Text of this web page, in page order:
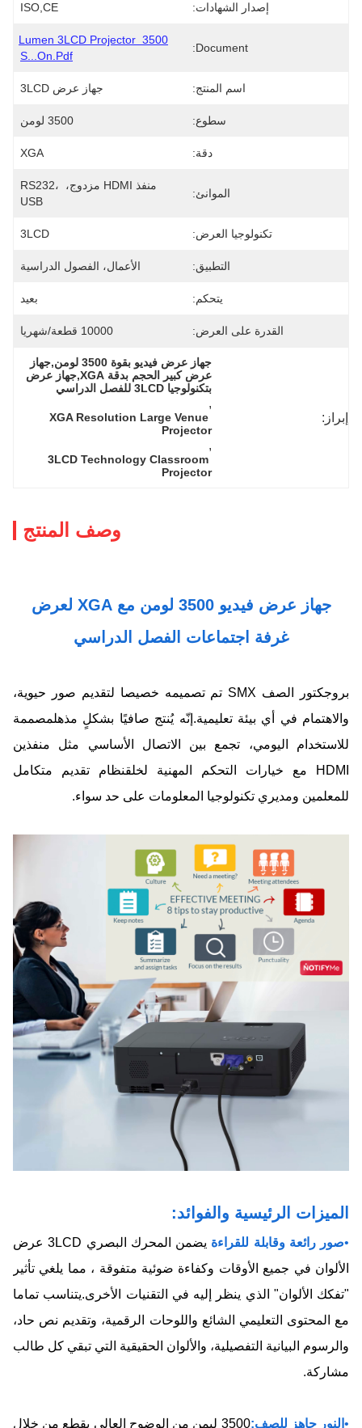
إصدار الشهادات: ISO,CE
Document:
3500 Lumen 3LCD Projector
S...on.pdf
اسم المنتج: جهاز عرض 3LCD
سطوع: 3500 لومن
دقة: XGA
الموانئ:
منفذ HDMI مزدوج، RS232،
USB
تكنولوجيا العرض: 3LCD
التطبيق: الأعمال، الفصول الدراسية
يتحكم: بعيد
القدرة على العرض: 10000 قطعة/شهريا
إبراز:
بتكنولوجيا 3LCD للفصل الدراسي
,
XGA Resolution Large Venue
Projector
,
3LCD Technology Classroom
Projector
وصف المنتج
جهاز عرض فيديو 3500 لومن مع XGA لعرض
غرفة اجتماعات الفصل الدراسي
بروجكتور الصف SMX تم تصميمه خصيصا لتقديم صور حيوية،
والاهتمام في أي بيئة تعليمية.إنّه يُنتج صافيًا بشكلٍ مذهلمصممة
للاستخدام اليومي، تجمع بين الاتصال الأساسي مثل منفذين
HDMI مع خيارات التحكم المهنية لخلقنظام تقديم متكامل
للمعلمين ومديري تكنولوجيا المعلومات على حد سواء.
الميزات الرئيسية والفوائد:
•صور رائعة وقابلة للقراءة
يضمن المحرك البصري 3LCD عرض
الألوان في جميع الأوقات وكفاءة ضوئية متفوقة ، مما يلغي تأثير
"تفكك الألوان" الذي ينظر إليه في التقنيات الأخرى.يتناسب تماما
مع المحتوى التعليمي الشائع واللوحات الرقمية، وتقديم نص حاد،
والرسوم البيانية التفصيلية، والألوان الحقيقية التي تبقي كل طالب
مشاركة.
•النور جاهز للصف: 3500 ليمن من الوضوح العالي يقطع من خلال